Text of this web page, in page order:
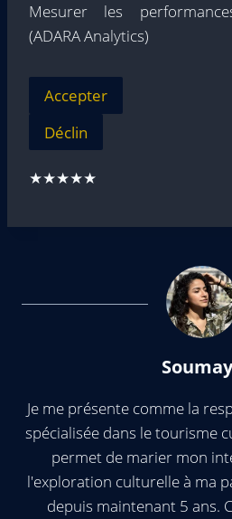
Mesurer les
(ADARA Analytics)
Accepter
Déclin
★★★★★
Je me présente comme la
spécialisée dans le tourisme
permet de marier mon
l'exploration culturelle à ma
depuis maintenant 5 ans.